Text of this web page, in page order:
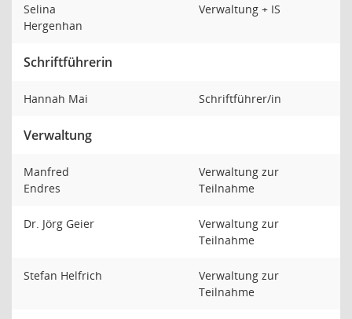
Selina
Hergenhan
Verwaltung + IS
Schriftführerin
Hannah Mai Schriftführer/in
Verwaltung
Manfred
Endres
Verwaltung zur
Teilnahme
Dr. Jörg Geier
Verwaltung zur
Teilnahme
Stefan Helfrich
Verwaltung zur
Teilnahme